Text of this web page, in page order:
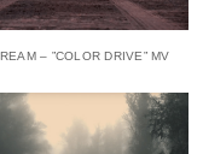
– ”COLOR DRIVE” MV